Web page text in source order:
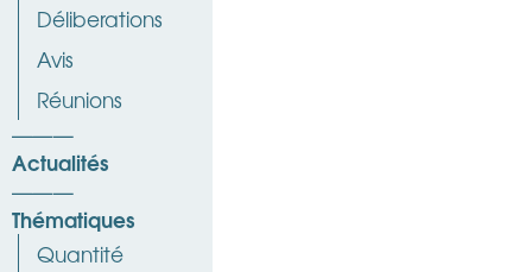
Déliberations
Avis
Réunions
Actualités
Thématiques
Quantité